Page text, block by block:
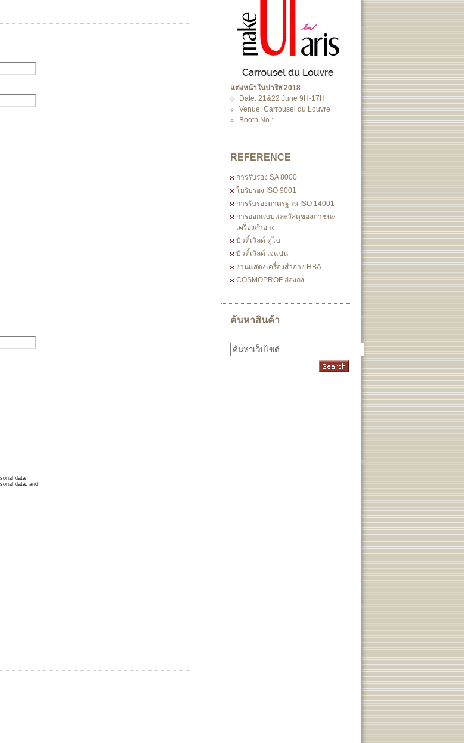
แต่งหน้าในปารีส 2018
Date: 21&22 June 9H-17H
Venue: Carrousel du Louvre
Booth No.:
REFERENCE
การรับรอง SA 8000
ใบรับรอง ISO 9001
การรับรองมาตรฐาน ISO 14001
การออกแบบและวัสดุของภาชนะ
เครื่องสำอาง
บิวตี้เวิลด์ ดูไบ
บิวตี้เวิลด์ เจแปน
งานแสดงเครื่องสำอาง HBA
COSMOPROF ฮ่องกง
ค้นหาสินค้า